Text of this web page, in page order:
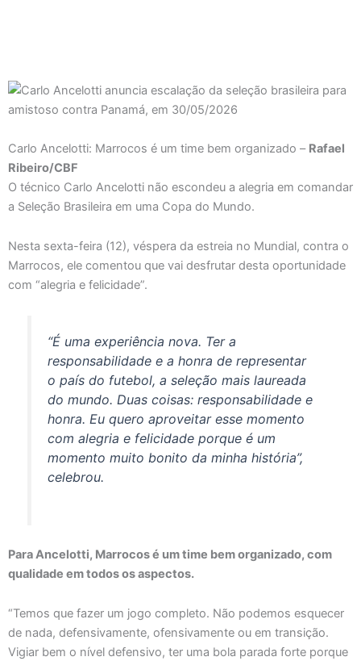
Carlo Ancelotti: Marrocos é um time bem organizado – Rafael
Ribeiro/CBF
O técnico Carlo Ancelotti não escondeu a alegria em comandar
a Seleção Brasileira em uma Copa do Mundo.
Nesta sexta-feira (12), véspera da estreia no Mundial, contra o
Marrocos, ele comentou que vai desfrutar desta oportunidade
com “alegria e felicidade”.
“É uma experiência nova. Ter a
responsabilidade e a honra de representar
o país do futebol, a seleção mais laureada
do mundo. Duas coisas: responsabilidade e
honra. Eu quero aproveitar esse momento
com alegria e felicidade porque é um
momento muito bonito da minha história”,
celebrou.
Para Ancelotti, Marrocos é um time bem organizado, com
qualidade em todos os aspectos.
“Temos que fazer um jogo completo. Não podemos esquecer
de nada, defensivamente, ofensivamente ou em transição.
Vigiar bem o nível defensivo, ter uma bola parada forte porque